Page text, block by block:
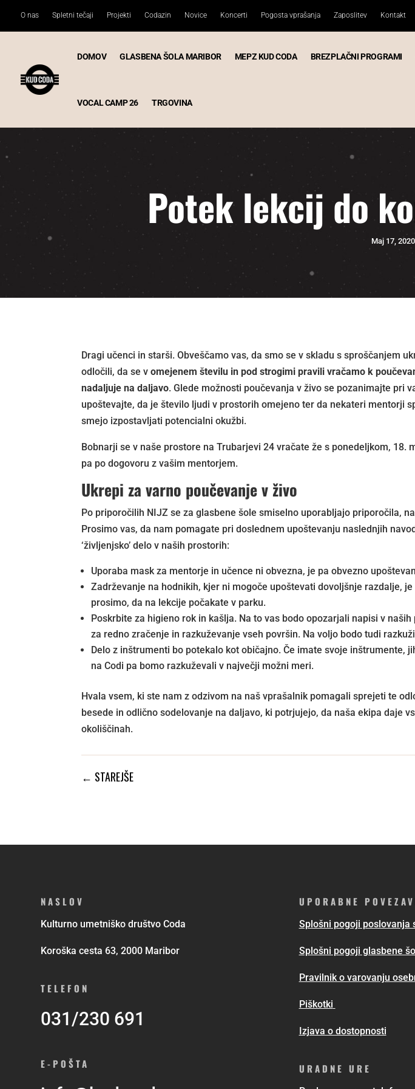
O nas Spletni tečaji Projekti Codazin Novice Koncerti Pogosta vprašanja Zaposlitev Kontakt
DOMOV GLASBENA ŠOLA MARIBOR MEPZ KUD CODA BREZPLAČNI PROGRAMI
VOCAL CAMP 26 TRGOVINA
Potek lekcij do
Maj 17, 2020
Dragi učenci in starši. Obveščamo vas, da smo se v skladu s sproščanjem
odločili, da se vomejenem številu in pod strogimi pravili vračamo k
nadaljuje na daljavo. Glede možnosti poučevanja v živo se pozanimajte pri
upoštevajte, da je število ljudi v prostorih omejeno ter da nekateri mentorji
smejo izpostavljati potencialni okužbi.
Bobnarji se v naše prostore na Trubarjevi 24 vračate že s ponedeljkom, 18.
pa po dogovoru z vašim mentorjem.
Ukrepi za varno poučevanje v živo
Po priporočilih NIJZ se za glasbene šole smiselno uporabljajo priporočila,
Prosimo vas, da nam pomagate pri doslednem upoštevanju naslednjih
‘življenjsko’ delo v naših prostorih:
Uporaba mask za mentorje in učence ni obvezna, je pa obvezno
Zadrževanje na hodnikih, kjer ni mogoče upoštevati dovoljšnje razdalje,
prosimo, da na lekcije počakate v parku.
Poskrbite za higieno rok in kašlja. Na to vas bodo opozarjali napisi v
za redno zračenje in razkuževanje vseh površin. Na voljo bodo tudi
Delo z inštrumenti bo potekalo kot običajno. Če imate svoje inštrumente,
na Codi pa bomo razkuževali v največji možni meri.
Hvala vsem, ki ste nam z odzivom na naš vprašalnik pomagali sprejeti te
besede in odlično sodelovanje na daljavo, ki potrjujejo, da naša ekipa daje
okoliščinah.
← STAREJŠE
NASLOV
Kulturno umetniško društvo Coda
Koroška cesta 63, 2000 Maribor
TELEFON
031/230 691
E-POŠTA
UPORABNE
Splošni pogoji poslovanja
Splošni pogoji glasbene
Pravilnik o varovanju
Piškotki
Izjava o dostopnosti
URADNE URE